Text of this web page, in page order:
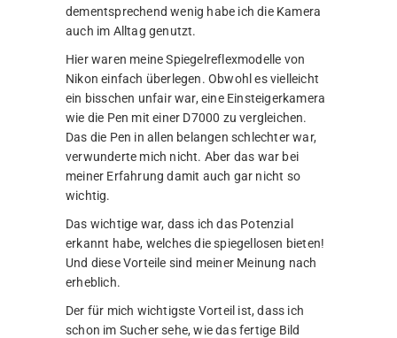
dementsprechend wenig habe ich die Kamera
auch im Alltag genutzt.
Hier waren meine Spiegelreflexmodelle von
Nikon einfach überlegen. Obwohl es vielleicht
ein bisschen unfair war, eine Einsteigerkamera
wie die Pen mit einer D7000 zu vergleichen.
Das die Pen in allen belangen schlechter war,
verwunderte mich nicht. Aber das war bei
meiner Erfahrung damit auch gar nicht so
wichtig.
Das wichtige war, dass ich das Potenzial
erkannt habe, welches die spiegellosen bieten!
Und diese Vorteile sind meiner Meinung nach
erheblich.
Der für mich wichtigste Vorteil ist, dass ich
schon im Sucher sehe, wie das fertige Bild